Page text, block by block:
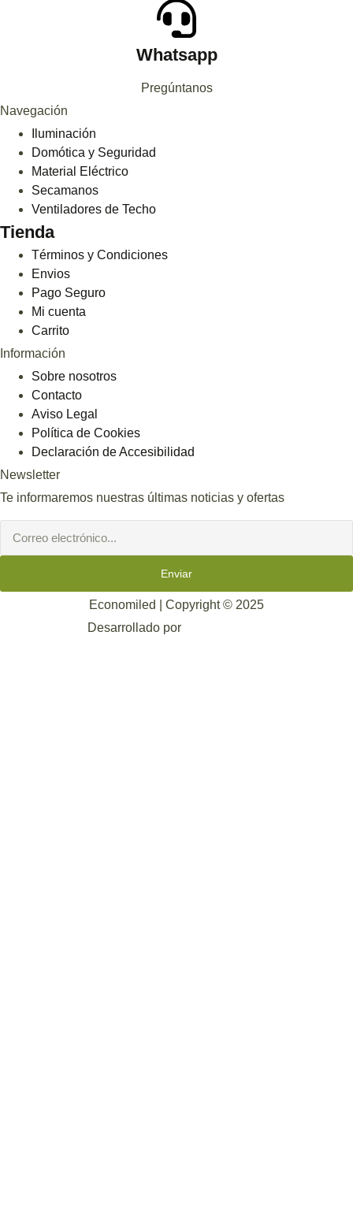
Whatsapp
Pregúntanos
Navegación
Iluminación
Domótica y Seguridad
Material Eléctrico
Secamanos
Ventiladores de Techo
Tienda
Términos y Condiciones
Envios
Pago Seguro
Mi cuenta
Carrito
Información
Sobre nosotros
Contacto
Aviso Legal
Política de Cookies
Declaración de Accesibilidad
Newsletter
Te informaremos nuestras últimas noticias y ofertas
Enviar
Economiled | Copyright © 2025
Desarrollado por